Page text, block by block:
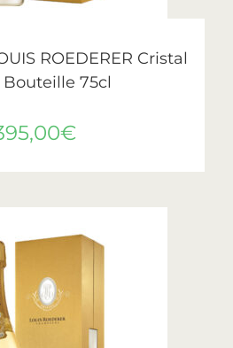
ROEDERER Cristal
75cl
€